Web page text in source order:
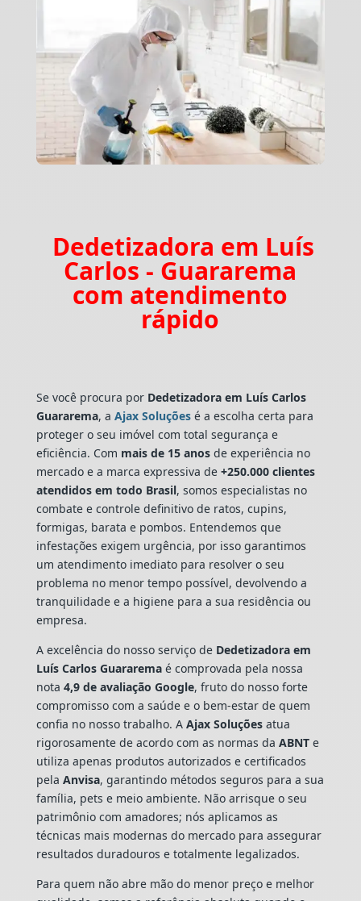
Dedetizadora em Luís
Carlos - Guararema
com atendimento
rápido
Se você procura por Dedetizadora em Luís Carlos
Guararema, a Ajax Soluçõesé a escolha certa para
proteger o seu imóvel com total segurança e
eficiência. Com mais de 15 anosde experiência no
mercado e a marca expressiva de+250.000 clientes
atendidos em todo Brasil, somos especialistas no
combate e controle definitivo de ratos, cupins,
formigas, barata e pombos. Entendemos que
infestações exigem urgência, por isso garantimos
um atendimento imediato para resolver o seu
problema no menor tempo possível, devolvendo a
tranquilidade e a higiene para a sua residência ou
empresa.
A excelência do nosso serviço de Dedetizadora em
Luís Carlos Guararemaé comprovada pela nossa
nota 4,9 de avaliação Google, fruto do nosso forte
compromisso com a saúde e o bem-estar de quem
confia no nosso trabalho. A Ajax Soluçõesatua
rigorosamente de acordo com as normas da ABNTe
utiliza apenas produtos autorizados e certificados
pela Anvisa, garantindo métodos seguros para a sua
família, pets e meio ambiente. Não arrisque o seu
patrimônio com amadores; nós aplicamos as
técnicas mais modernas do mercado para assegurar
resultados duradouros e totalmente legalizados.
Para quem não abre mão do menor preço e melhor